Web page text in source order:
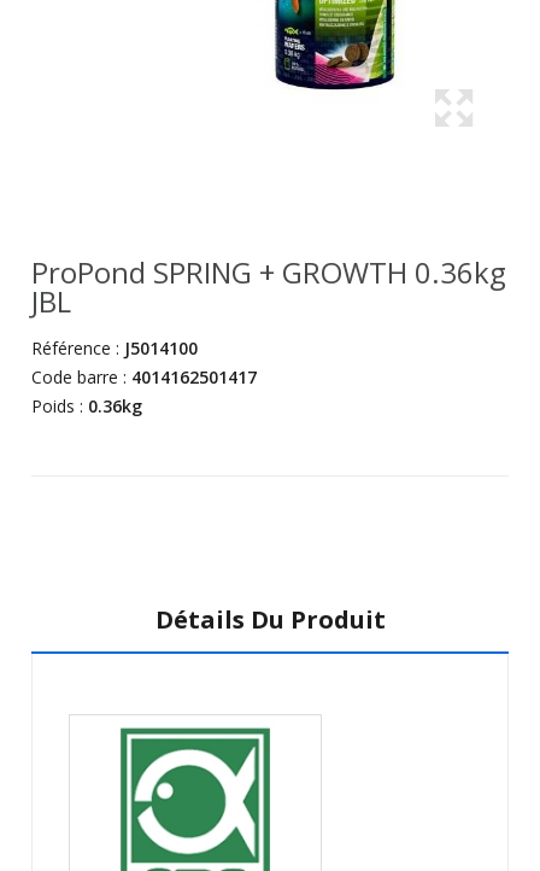
ProPond SPRING + GROWTH 0.36kg
JBL
Référence : J5014100
Code barre : 4014162501417
Poids : 0.36kg
Détails Du Produit